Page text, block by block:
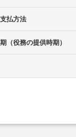
払方法
（役務の提供時期）